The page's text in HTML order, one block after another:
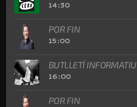
14:30
POR FIN
15:00
BUTLLETÍ INFORMATIU
16:00
POR FIN